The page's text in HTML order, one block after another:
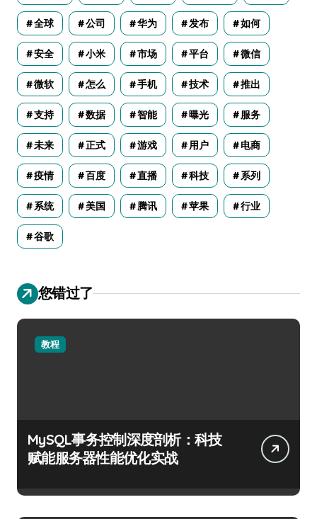
全球 公司 华为 发布 如何
安全 小米 市场 平台 微信
微软 怎么 手机 技术 推出
支持 数据 智能 曝光 服务
未来 正式 游戏 用户 电商
疫情 百度 直播 科技 系列
系统 美国 腾讯 苹果 行业
谷歌
您错过了
教程
MySQL事务控制深度剖析：科技
赋能服务器性能优化实战